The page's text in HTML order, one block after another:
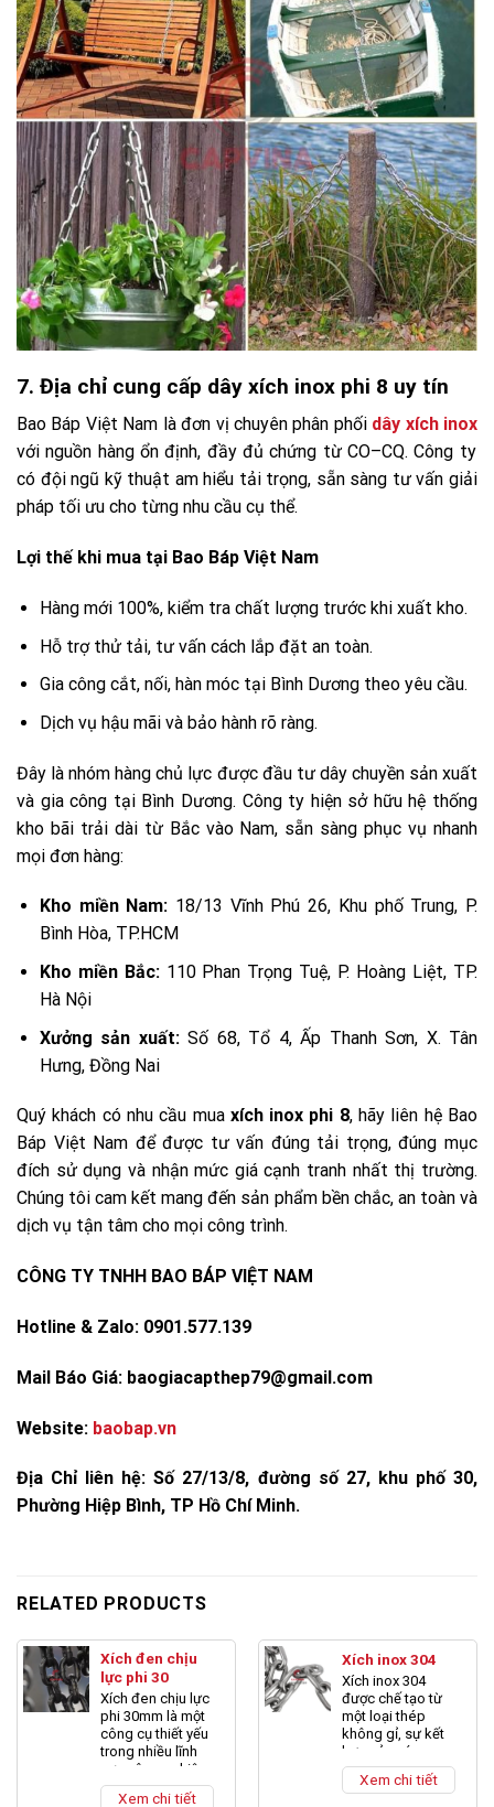
7. Địa chỉ cung cấp dây xích inox phi 8 uy tín
Bao Báp Việt Nam là đơn vị chuyên phân phối dây xích inox
với nguồn hàng ổn định, đầy đủ chứng từ CO–CQ. Công ty
có đội ngũ kỹ thuật am hiểu tải trọng, sẵn sàng tư vấn giải
pháp tối ưu cho từng nhu cầu cụ thể.
Lợi thế khi mua tại Bao Báp Việt Nam
Hàng mới 100%, kiểm tra chất lượng trước khi xuất kho.
Hỗ trợ thử tải, tư vấn cách lắp đặt an toàn.
Gia công cắt, nối, hàn móc tại Bình Dương theo yêu cầu.
Dịch vụ hậu mãi và bảo hành rõ ràng.
Đây là nhóm hàng chủ lực được đầu tư dây chuyền sản xuất
và gia công tại Bình Dương. Công ty hiện sở hữu hệ thống
kho bãi trải dài từ Bắc vào Nam, sẵn sàng phục vụ nhanh
mọi đơn hàng:
Kho miền Nam: 18/13 Vĩnh Phú 26, Khu phố Trung, P.
Bình Hòa, TP.HCM
Kho miền Bắc:110 Phan Trọng Tuệ, P. Hoàng Liệt, TP.
Hà Nội
Xưởng sản xuất:Số 68, Tổ 4, Ấp Thanh Sơn, X. Tân
Hưng, Đồng Nai
Quý khách có nhu cầu mua xích inox phi 8, hãy liên hệ Bao
Báp Việt Nam để được tư vấn đúng tải trọng, đúng mục
đích sử dụng và nhận mức giá cạnh tranh nhất thị trường.
Chúng tôi cam kết mang đến sản phẩm bền chắc, an toàn và
dịch vụ tận tâm cho mọi công trình.
CÔNG TY TNHH BAO BÁP VIỆT NAM
Hotline & Zalo: 0901.577.139
Mail Báo Giá: baogiacapthep79@gmail.com
Website: baobap.vn
Địa Chỉ liên hệ:Số 27/13/8, đường số 27, khu phố 30,
Phường Hiệp Bình, TP Hồ Chí Minh.
RELATED PRODUCTS
Xích đen chịu
lực phi 30
Xích đen chịu lực
phi 30mm là một
công cụ thiết yếu
trong nhiều lĩnh
vực công nghiệp,
bao gồm xây
Xem chi tiết
Xích inox 304
Xích inox 304
được chế tạo từ
một loại thép
không gỉ, sự kết
hợp của các
nguyên tố như
crom, niken và
Xem chi tiết